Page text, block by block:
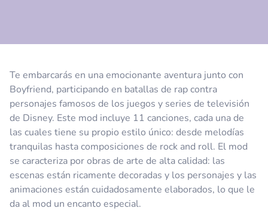
Te embarcarás en una emocionante aventura junto con
Boyfriend, participando en batallas de rap contra
personajes famosos de los juegos y series de televisión
de Disney. Este mod incluye 11 canciones, cada una de
las cuales tiene su propio estilo único: desde melodías
tranquilas hasta composiciones de rock and roll. El mod
se caracteriza por obras de arte de alta calidad: las
escenas están ricamente decoradas y los personajes y las
animaciones están cuidadosamente elaborados, lo que le
da al mod un encanto especial.